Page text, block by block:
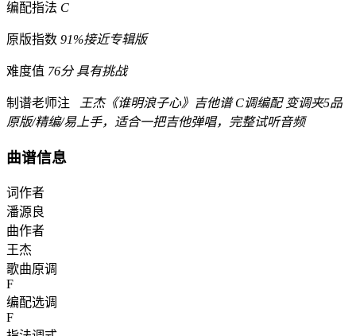
编配指法 C
原版指数 91%接近专辑版
难度值 76分 具有挑战
制谱老师注
王杰《谁明浪子心》吉他谱 C调编配 变调夹5品
原版/精编/易上手，适合一把吉他弹唱，完整试听音频
曲谱信息
词作者
潘源良
曲作者
王杰
歌曲原调
F
编配选调
F